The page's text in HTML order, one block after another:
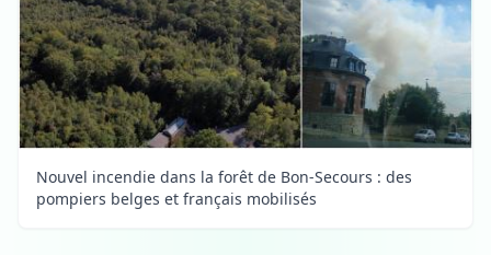
Nouvel incendie dans la forêt de Bon-Secours : des
pompiers belges et français mobilisés